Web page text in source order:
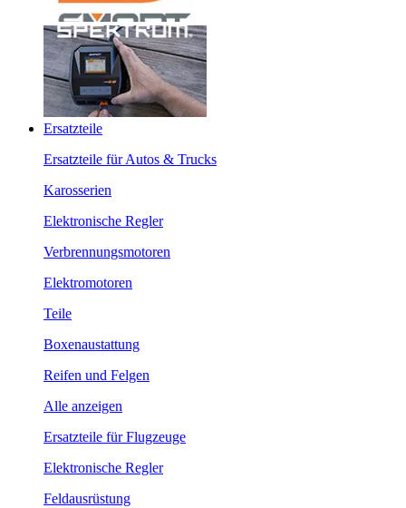
Ersatzteile
Ersatzteile für Autos & Trucks
Karosserien
Elektronische Regler
Verbrennungsmotoren
Elektromotoren
Teile
Boxenaustattung
Reifen und Felgen
Alle anzeigen
Ersatzteile für Flugzeuge
Elektronische Regler
Feldausrüstung